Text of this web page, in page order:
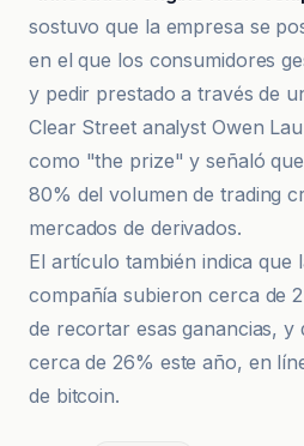
sostuvo que la empresa se
en el que los consumidores
y pedir prestado a través de
Clear Street analyst Owen
como "the prize" y señaló
80% del volumen de trading
mercados de derivados.
El artículo también indica que
compañía subieron cerca de
de recortar esas ganancias, y
cerca de 26% este año, en
de bitcoin.